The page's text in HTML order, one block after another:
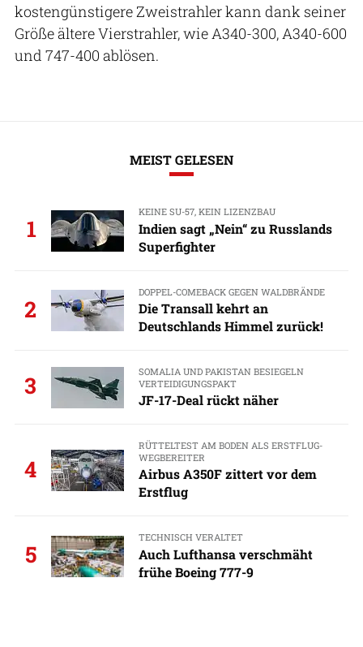
kostengünstigere Zweistrahler kann dank seiner
Größe ältere Vierstrahler, wie A340-300, A340-600
und 747-400 ablösen.
MEIST GELESEN
1
KEINE SU-57, KEIN LIZENZBAU
Indien sagt „Nein“ zu Russlands
Superfighter
2
DOPPEL-COMEBACK GEGEN WALDBRÄNDE
Die Transall kehrt an
Deutschlands Himmel zurück!
3
SOMALIA UND PAKISTAN BESIEGELN
VERTEIDIGUNGSPAKT
JF-17-Deal rückt näher
4
RÜTTELTEST AM BODEN ALS ERSTFLUG-
WEGBEREITER
Airbus A350F zittert vor dem
Erstflug
5
TECHNISCH VERALTET
Auch Lufthansa verschmäht
frühe Boeing 777-9